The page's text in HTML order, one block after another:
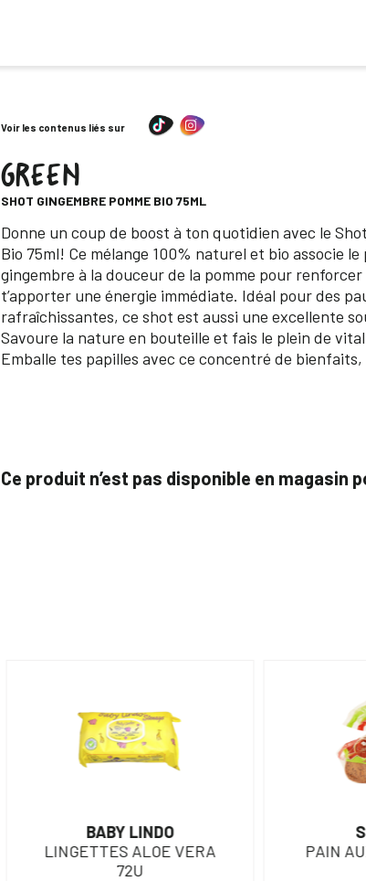
Voir les contenus liés sur
GREEN
SHOT GINGEMBRE POMME BIO 75ML
Descripción
Donne un coup de boost à ton quotidien avec le
Bio 75ml! Ce mélange 100% naturel et bio associe
gingembre à la douceur de la pomme pour
t’apporter une énergie immédiate. Idéal pour des
rafraîchissantes, ce shot est aussi une excellente
Savoure la nature en bouteille et fais le plein de
Emballe tes papilles avec ce concentré de
Ce produit n’est pas disponible en magasin
BABY LINDO
LINGETTES ALOE VERA
72U
PAIN